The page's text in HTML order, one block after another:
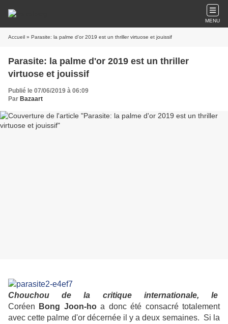
MENU
Accueil » Parasite: la palme d'or 2019 est un thriller virtuose et jouissif
Parasite: la palme d'or 2019 est un thriller
virtuose et jouissif
Publié le 07/06/2019 à 06:09
Par Bazaart
Chouchou de la critique internationale, le
Coréen
Bong Joon-hoa donc été consacré totalement
avec cette palme d'or décernée il y a deux semaines. Si la